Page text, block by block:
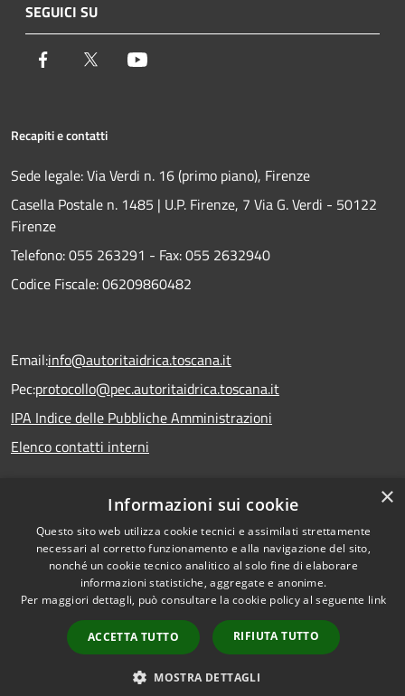
SEGUICI SU
Facebook Twitter
Recapiti e contatti
Sede legale: Via Verdi n. 16 (primo piano), Firenze
Casella Postale n. 1485 | U.P. Firenze, 7 Via G. Verdi - 50122
Firenze
Telefono:055 263291 - Fax:055 2632940
Codice Fiscale: 06209860482
Email:info@autoritaidrica.toscana.it
Pec:protocollo@pec.autoritaidrica.toscana.it
IPA Indice delle Pubbliche Amministrazioni
Elenco contatti interni
Accessibilità
Copyright © 2026 • Autorità
Idrica Toscana • Powered by
Municipium• Accesso
redazione
×
Informazioni sui cookie
Questo sito web utilizza cookie tecnici e assimilati strettamente
necessari al corretto funzionamento e alla navigazione del sito,
nonché un cookie tecnico analitico al solo fine di elaborare
informazioni statistiche, aggregate e anonime.
Per maggiori dettagli, può consultare la cookie policy al seguente link
ACCETTA TUTTO RIFIUTA TUTTO
MOSTRA DETTAGLI